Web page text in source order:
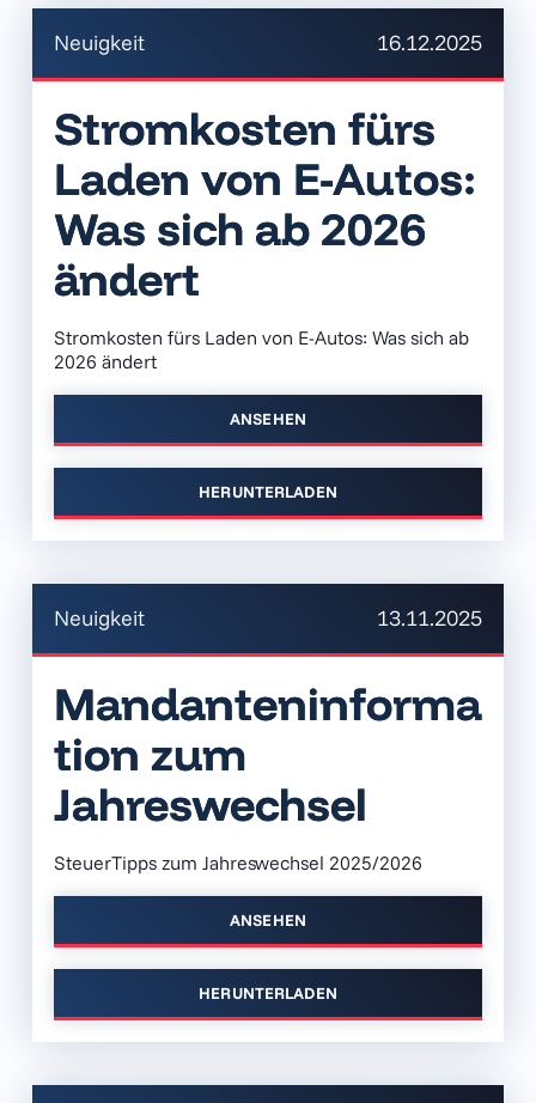
Neuigkeit 16.12.2025
Stromkosten fürs
Laden von E-Autos:
Was sich ab 2026
ändert
Stromkosten fürs Laden von E-Autos: Was sich ab
2026 ändert
ANSEHEN
HERUNTERLADEN
Neuigkeit 13.11.2025
Mandanteninforma
tion zum
Jahreswechsel
SteuerTipps zum Jahreswechsel 2025/2026
ANSEHEN
HERUNTERLADEN